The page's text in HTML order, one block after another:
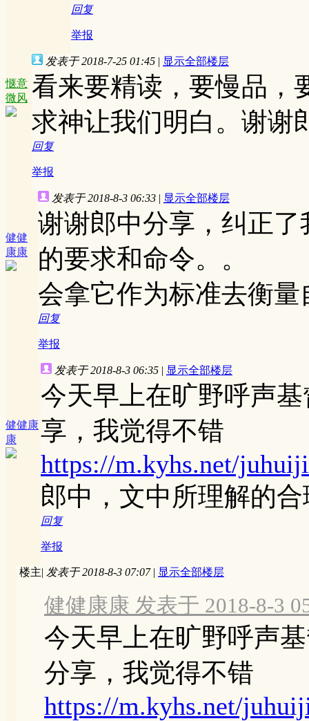
回复
举报
惬意
微风
发表于 2018-7-25 01:45 | 显示全部楼层
看来要精读，要慢品，
求神让我们明白。谢谢
回复
举报
健健
康康
发表于 2018-8-3 06:33 | 显示全部楼层
谢谢郎中分享，纠正
的要求和命令。。
会拿它作为标准去衡
回复
举报
健健康
康
发表于 2018-8-3 06:35 | 显示全部楼层
今天早上在旷野呼声
享，我觉得不错
https://m.kyhs.net/
郎中，文中所理解的
回复
举报
楼主| 发表于 2018-8-3 07:07 | 显示全部楼层
健健康康 发表于 2018-8-3
今天早上在旷野呼声
分享，我觉得不错
https://m.kyhs.net/